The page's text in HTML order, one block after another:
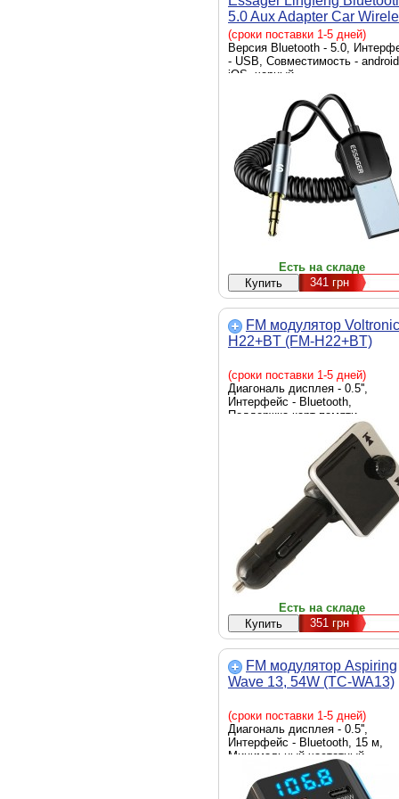
5.0 Aux Adapter Car
Receiver USB (EBT-LF01-
(сроки поставки 1-5 дней)
Версия Bluetooth - 5.0,
- USB, Совместимость -
iOS, черный
Есть на складе
341грн
FM модулятор Voltronic
H22+BT (FM-H22+BT)
(сроки поставки 1-5 дней)
Диагональ дисплея - 0.5'',
Интерфейс - Bluetooth,
Поддержка карт памяти -
microSD, 10 м, Минимальный
частотный диапазон, МГц -
Максимальный частотный
диапазон, МГц - 108,
с телефона, управление
на трансмиттере,
Воспроизводимые форматы -
MP3, WMA, WAV, APE, FLAC,
Режимы воспроизведения - All,
Дополнительные
QuickCharge 3.0, Цвет - черный
Есть на складе
351грн
FM модулятор Aspiring
Wave 13, 54W (TC-WA13)
(сроки поставки 1-5 дней)
Диагональ дисплея - 0.5'',
Интерфейс - Bluetooth, 15 м,
Минимальный частотный
диапазон, МГц - 87.5,
Максимальный частотный
диапазон, МГц - 108,